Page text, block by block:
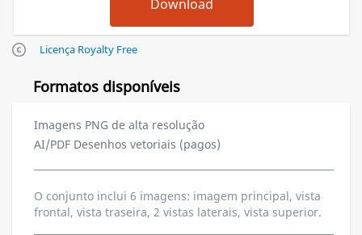
Licença Royalty Free
Formatos disponíveis
Imagens PNG de alta resolução
AI/PDF Desenhos vetoriais (pagos)
O conjunto inclui 6 imagens: imagem principal, vista
frontal, vista traseira, 2 vistas laterais, vista superior.